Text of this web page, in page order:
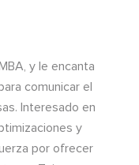
y le encanta
comunicar el
Interesado en
y
por ofrecer